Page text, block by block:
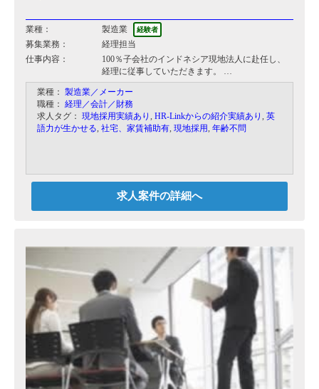
業種： 製造業 経験者
募集業務：
経理担当
仕事内容：
100％子会社のインドネシア現地法人に赴任し、
経理に従事していただきます。
具体的には…
・現金出納 ・仕訳、記帳 ・月次・半期・年度決
算
・原価計算及び分析
の養殖を行っております。
ベテランスタッフ3名で運営しており、和気あ
いあいの職場です。
※養殖場の管理者とは別に、専任で経理をできる
方を募集しております。
～増員募集～
業種： 製造業／メーカー
職種： 経理／会計／財務
求人タグ： 現地採用実績あり , HR-Linkからの紹介実績あり , 英
語力が生かせる, 社宅、家賃補助有, 現地採用, 年齢不問
求人案件の詳細へ